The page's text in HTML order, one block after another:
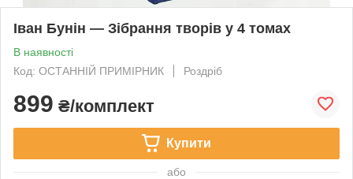
Іван Бунін — Зібрання творів у 4 томах
В наявності
Код: ОСТАННІЙ ПРИМІРНИК
Роздріб
899 ₴/комплект
Купити
або